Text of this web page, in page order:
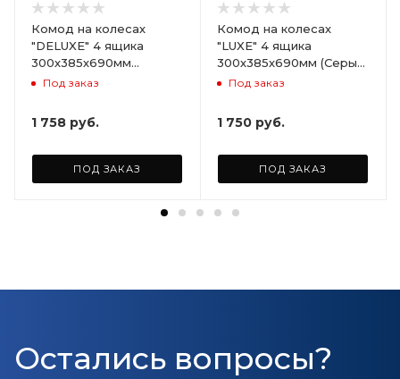
Комод на колесах
"DELUXE" 4 ящика
300х385х690мм
(Светло-бежевый)
Под заказ
1 758 руб.
ПОД ЗАКАЗ
Комод на колесах
"LUXE" 4 ящика
300х385х690мм (Серый)
ARD258086
Под заказ
1 750 руб.
ПОД ЗАКАЗ
Остались вопросы?